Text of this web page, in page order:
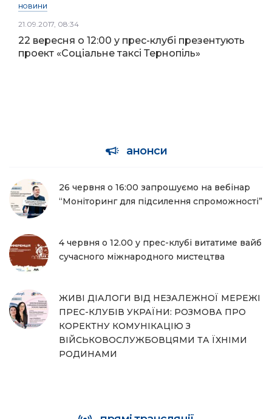
НОВИНИ
21.09.2017, 08:34
22 вересня о 12:00 у прес-клубі презентують
проект «Соціальне таксі Тернопіль»
анонси
26 червня о 16:00 запрошуємо на вебінар
“Моніторинг для підсилення спроможності”
4 червня о 12.00 у прес-клубі витатиме вайб
сучасного міжнародного мистецтва
ЖИВІ ДІАЛОГИ ВІД НЕЗАЛЕЖНОЇ МЕРЕЖІ
ПРЕС-КЛУБІВ УКРАЇНИ: РОЗМОВА ПРО
КОРЕКТНУ КОМУНІКАЦІЮ З
ВІЙСЬКОВОСЛУЖБОВЦЯМИ ТА ЇХНІМИ
РОДИНАМИ